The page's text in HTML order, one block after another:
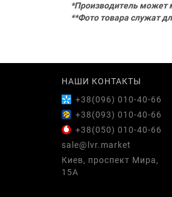
*Производитель может
**Фото товара служат
НАШИ КОНТАКТЫ
+38(096) 010-40-66
+38(093) 010-40-66
+38(050) 010-40-66
sale@lvr.market
Киев, проспект Мира,
15А